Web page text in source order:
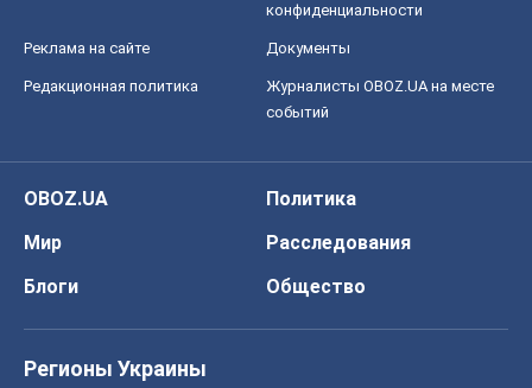
конфиденциальности
Реклама на сайте Документы
Редакционная политика
Журналисты OBOZ.UA на месте
событий
OBOZ.UA
Политика
Мир
Расследования
Блоги
Общество
Регионы Украины